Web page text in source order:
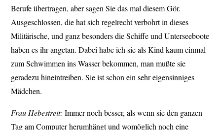
Berufe übertragen, aber sagen Sie das mal diesem Gör.
Ausgeschlossen, die hat sich regelrecht verbohrt in dieses
Militärische, und ganz besonders die Schiffe und Unterseeboote
haben es ihr angetan. Dabei habe ich sie als Kind kaum einmal
zum Schwimmen ins Wasser bekommen, man mußte sie
geradezu hineintreiben. Sie ist schon ein sehr eigensinniges
Mädchen.
Frau Hebestreit: Immer noch besser, als wenn sie den ganzen
Tag am Computer herumhängt und womöglich noch eine